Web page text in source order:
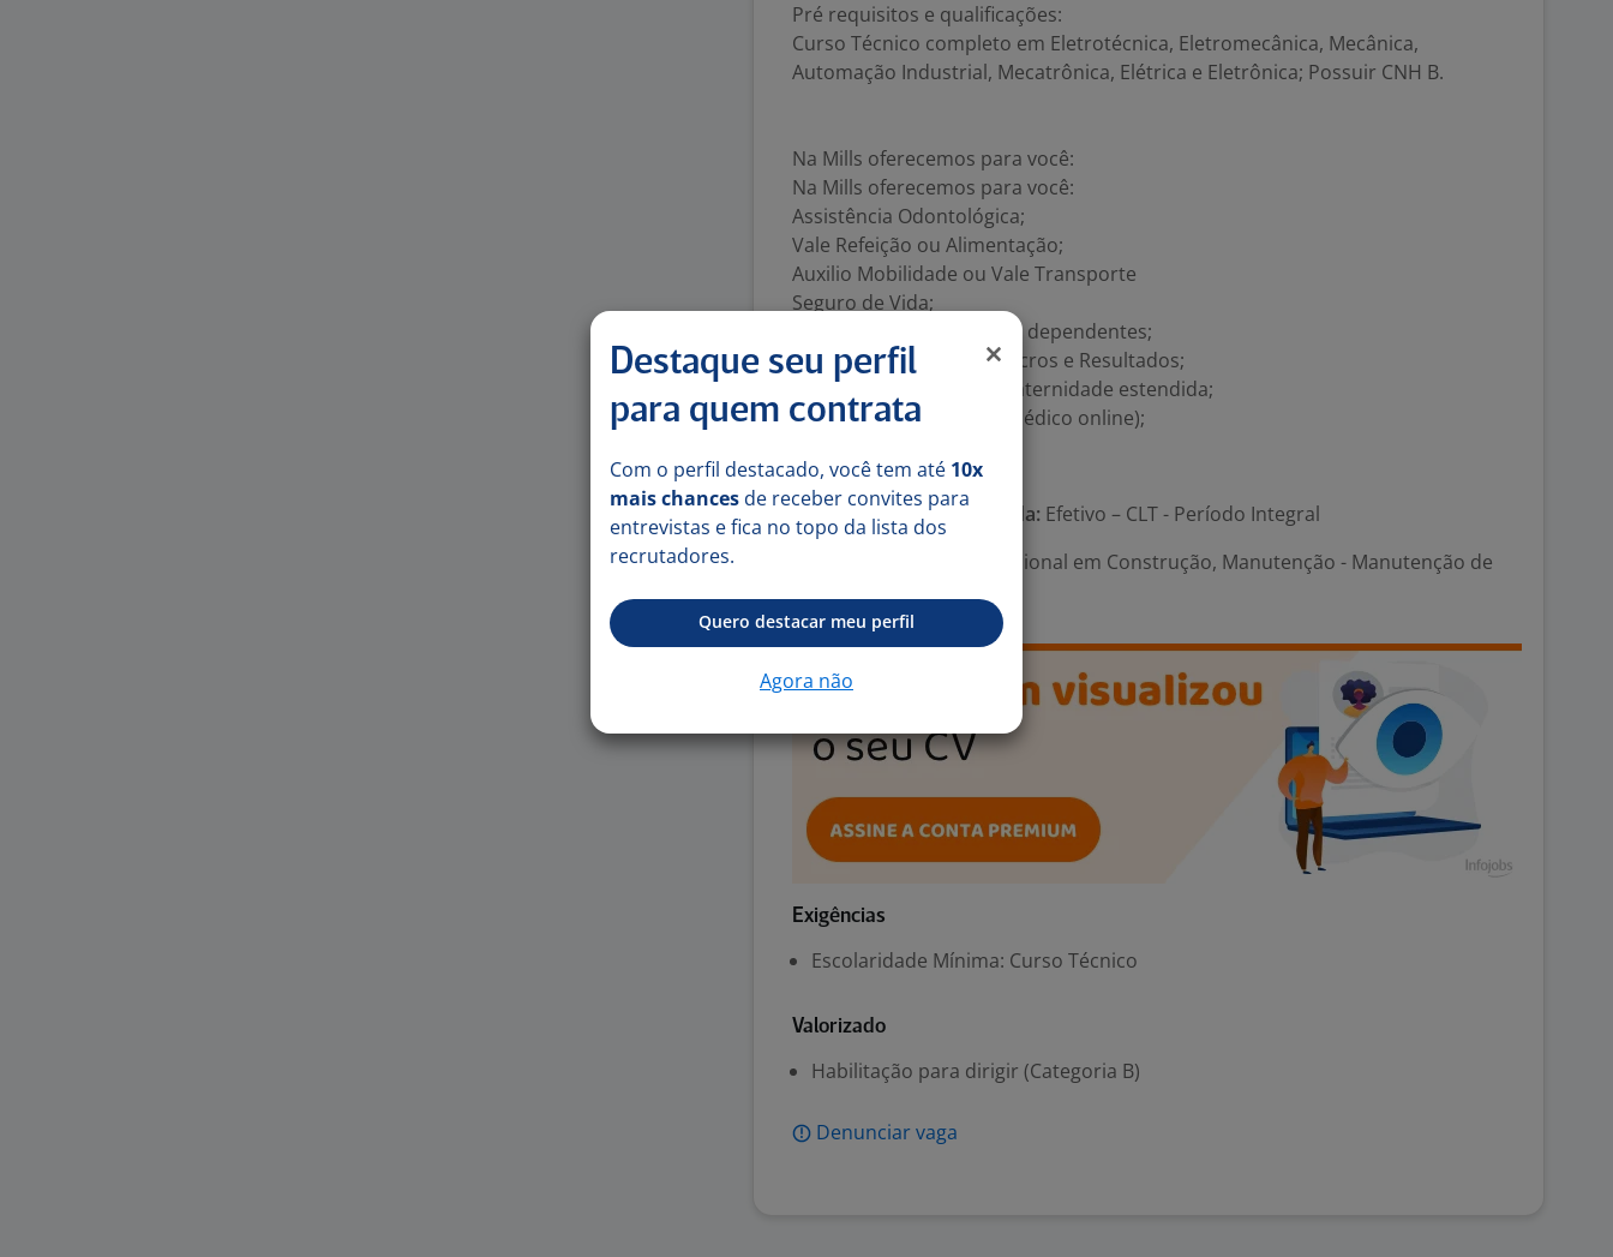
Pré requisitos e qualificações:
Curso Técnico completo em Eletrotécnica, Eletromecânica, Mecânica,
Automação Industrial, Mecatrônica, Elétrica e Eletrônica; Possuir CNH B.
Na Mills oferecemos para você:
Na Mills oferecemos para você:
Assistência Odontológica;
Vale Refeição ou Alimentação;
Auxilio Mobilidade ou Vale Transporte
Seguro de Vida;
Wellhub para você e seus dependentes;
PLR - Participação nos Lucros e Resultados;
Licença maternidade e paternidade estendida;
Dr. Alper (atendimento médico online);
Número de vagas:1
Tipo de contrato e Jornada: Efetivo – CLT - Período Integral
Operacional em Construção, Manutenção - Manutenção de
Exigências
Escolaridade Mínima: Curso Técnico
Valorizado
Habilitação para dirigir (Categoria B)
Denunciar vaga
Destaque seu perfil
para quem contrata
Com o perfil destacado, você tem até 10x
mais chances de receber convites para
entrevistas e fica no topo da lista dos
recrutadores.
Quero destacar meu perfil
Agora não